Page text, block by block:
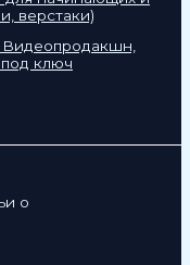
верстаки)
ключ
о